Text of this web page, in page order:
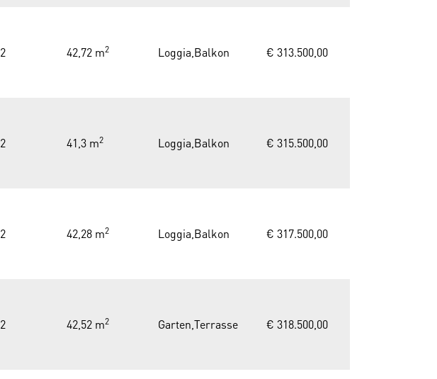
2 42,72 m2 Loggia,Balkon € 313.500,00
2 41,3 m2 Loggia,Balkon € 315.500,00
2 42,28 m2 Loggia,Balkon € 317.500,00
2 42,52 m2 Garten,Terrasse € 318.500,00